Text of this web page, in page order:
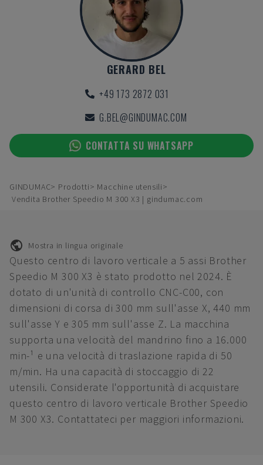
GERARD BEL
+49 173 2872 031
G.BEL@GINDUMAC.COM
CONTATTA SU WHATSAPP
GINDUMAC Prodotti
Macchine utensili
Vendita Brother Speedio M 300 X3 | gindumac.com
Mostra in lingua originale
Questo centro di lavoro verticale a 5 assi Brother
Speedio M 300 X3 è stato prodotto nel 2024. È
dotato di un'unità di controllo CNC-C00, con
dimensioni di corsa di 300 mm sull'asse X, 440 mm
sull'asse Y e 305 mm sull'asse Z. La macchina
supporta una velocità del mandrino fino a 16.000
min-¹ e una velocità di traslazione rapida di 50
m/min. Ha una capacità di stoccaggio di 22
utensili. Considerate l'opportunità di acquistare
questo centro di lavoro verticale Brother Speedio
M 300 X3. Contattateci per maggiori informazioni.